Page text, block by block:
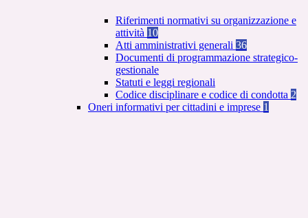
Riferimenti normativi su organizzazione e
attività 10
Atti amministrativi generali 36
Documenti di programmazione strategico-
gestionale
Statuti e leggi regionali
Codice disciplinare e codice di condotta 2
Oneri informativi per cittadini e imprese 1